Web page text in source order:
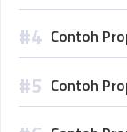
Contoh
Contoh